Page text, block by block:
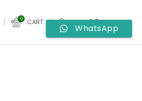
0 CART
WhatsApp